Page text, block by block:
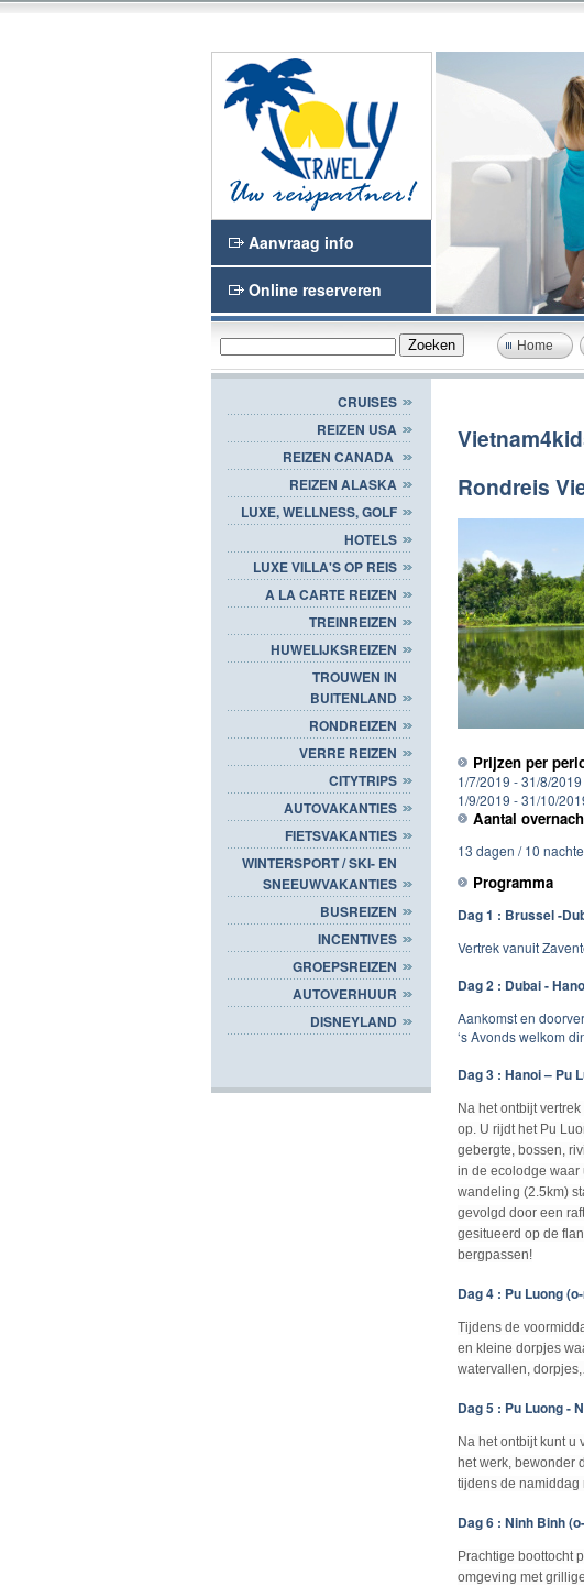
Aanvraag info
Online reserveren
Home
CRUISES
REIZEN USA
REIZEN CANADA
REIZEN ALASKA
LUXE, WELLNESS, GOLF
HOTELS
LUXE VILLA'S OP REIS
A LA CARTE REIZEN
TREINREIZEN
HUWELIJKSREIZEN
TROUWEN IN
BUITENLAND
RONDREIZEN
VERRE REIZEN
CITYTRIPS
AUTOVAKANTIES
FIETSVAKANTIES
WINTERSPORT / SKI- EN
SNEEUWVAKANTIES
BUSREIZEN
INCENTIVES
GROEPSREIZEN
AUTOVERHUUR
DISNEYLAND
Rondreis
Prijzen per
1/7/2019 - 31/8/
1/9/2019 - 31/10/
Aantal
13 dagen / 10
Programma
Dag 1 : Brussel -
Vertrek vanuit
Dag 2 : Dubai -
Aankomst en
‘s Avonds welkom
Dag 3 : Hanoi – Pu
Na het ontbijt
op. U rijdt het Pu
gebergte, bossen,
in de ecolodge waar
wandeling (2.5km)
gevolgd door een
gesitueerd op de
bergpassen!
Dag 4 : Pu Luong
Tijdens de
en kleine dorpjes
watervallen,
Dag 5 : Pu Luong -
Na het ontbijt kunt
het werk, bewonder
tijdens de namiddag
Dag 6 : Ninh Binh
Prachtige boottocht
omgeving met